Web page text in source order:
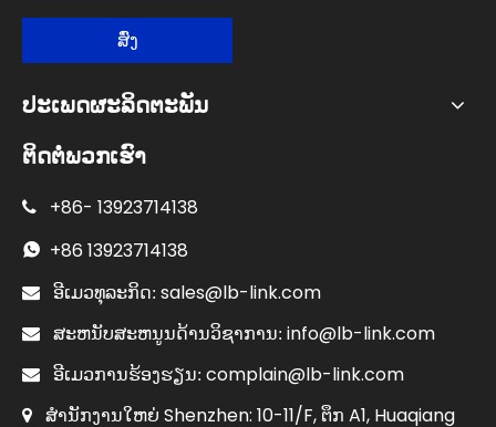
ສົ່ງ
ປະເພດຜະລິດຕະພັນ
ຕິດຕໍ່ພວກເຮົາ
 +86- 13923714138
 +86 13923714138
 ອີເມວທຸລະກິດ: sales@lb-link.com
 ສະຫນັບສະຫນູນດ້ານວິຊາການ: info@lb-link.com
 ອີເມວການຮ້ອງຮຽນ: complain@lb-link.com
 ສຳນັກງານໃຫຍ່ Shenzhen: 10-11/F, ຕຶກ A1, Huaqiang